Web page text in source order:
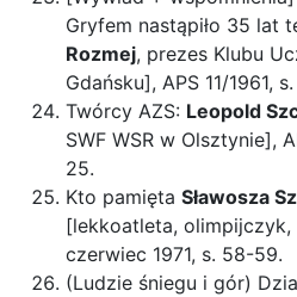
Gryfem nastąpiło 35 lat
Rozmej, prezes Klubu
Gdańsku], APS 11/1961,
Twórcy AZS: Leopold
SWF WSR w Olsztynie],
25.
Kto pamięta Sławosza
[lekkoatleta, olimpijczyk,
czerwiec 1971, s. 58-59.
(Ludzie śniegu i gór)